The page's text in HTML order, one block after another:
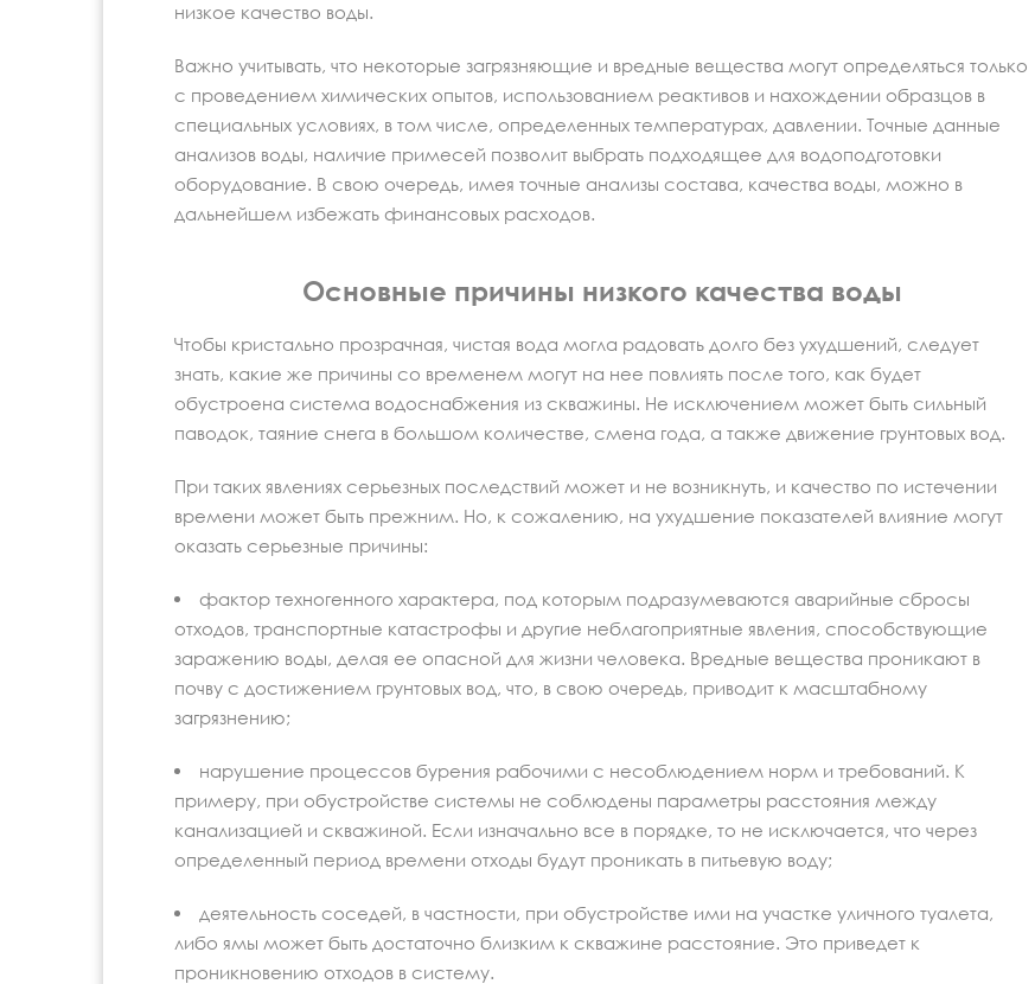
низкое качество воды.
Важно учитывать, что некоторые загрязняющие и вредные вещества могут определяться только
с проведением химических опытов, использованием реактивов и нахождении образцов в
специальных условиях, в том числе, определенных температурах, давлении. Точные данные
анализов воды, наличие примесей позволит выбрать подходящее для водоподготовки
оборудование. В свою очередь, имея точные анализы состава, качества воды, можно в
дальнейшем избежать финансовых расходов.
Основные причины низкого качества воды
Чтобы кристально прозрачная, чистая вода могла радовать долго без ухудшений, следует
знать, какие же причины со временем могут на нее повлиять после того, как будет
обустроена система водоснабжения из скважины. Не исключением может быть сильный
паводок, таяние снега в большом количестве, смена года, а также движение грунтовых вод.
При таких явлениях серьезных последствий может и не возникнуть, и качество по истечении
времени может быть прежним. Но, к сожалению, на ухудшение показателей влияние могут
оказать серьезные причины:
фактор техногенного характера, под которым подразумеваются аварийные сбросы
отходов, транспортные катастрофы и другие неблагоприятные явления, способствующие
заражению воды, делая ее опасной для жизни человека. Вредные вещества проникают в
почву с достижением грунтовых вод, что, в свою очередь, приводит к масштабному
загрязнению;
нарушение процессов бурения рабочими с несоблюдением норм и требований. К
примеру, при обустройстве системы не соблюдены параметры расстояния между
канализацией и скважиной. Если изначально все в порядке, то не исключается, что через
определенный период времени отходы будут проникать в питьевую воду;
деятельность соседей, в частности, при обустройстве ими на участке уличного туалета,
либо ямы может быть достаточно близким к скважине расстояние. Это приведет к
проникновению отходов в систему.